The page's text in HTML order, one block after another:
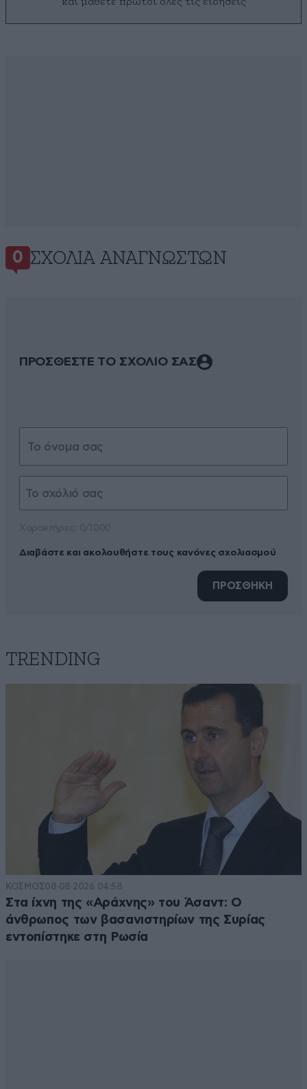
0 ΣΧΌΛΙΑ ΑΝΑΓΝΩΣΤΏΝ
ΠΡΟΣΘΕΣΤΕ ΤΟ ΣΧΟΛΙΟ ΣΑΣ
Διαβάστε και ακολουθήστε τους κανόνες σχολιασμού
ΠΡΟΣΘΗΚΗ
TRENDING
ΚΟΣΜΟΣ08·08·2026 04:58
Στα ίχνη της «Αράχνης» του Άσαντ: Ο
άνθρωπος των βασανιστηρίων της Συρίας
εντοπίστηκε στη Ρωσία